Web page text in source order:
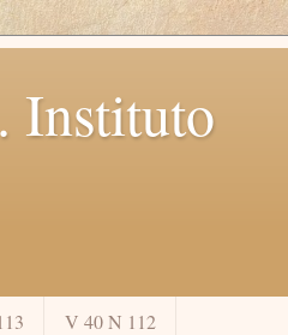
Instituto
V 40 N 112